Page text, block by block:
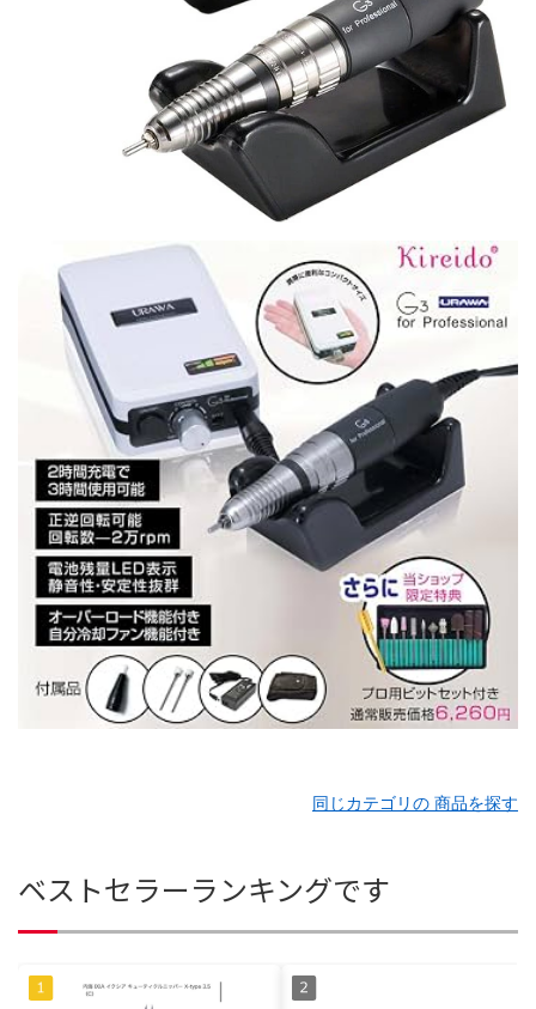
同じカテゴリの 商品を探す
ベストセラーランキングです